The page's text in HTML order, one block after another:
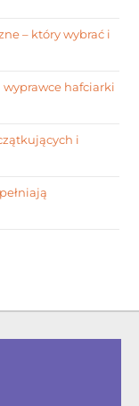
– który wybrać i
wyprawce hafciarki
i